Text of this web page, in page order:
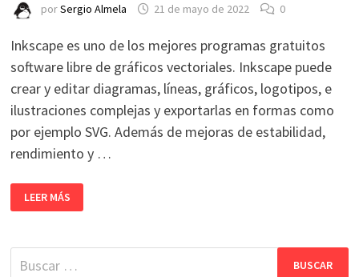
porSergio Almela 21 de mayo de 2022 0
Inkscape es uno de los mejores programas gratuitos
software libre de gráficos vectoriales. Inkscape puede
crear y editar diagramas, líneas, gráficos, logotipos, e
ilustraciones complejas y exportarlas en formas como
por ejemplo SVG. Además de mejoras de estabilidad,
rendimiento y …
DISPONIBLE
INKSCAPE
INSTALARLO
LINUX
LEER MÁS
Buscar: